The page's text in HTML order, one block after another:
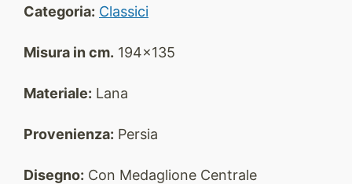
originale
€950,00.
attuale
€570,00.
Categoria: Classici
Misura in cm. 194x135
Materiale: Lana
Provenienza: Persia
Disegno: Con Medaglione Centrale